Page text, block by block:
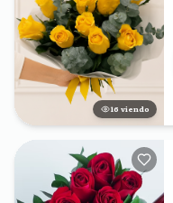
15 viendo